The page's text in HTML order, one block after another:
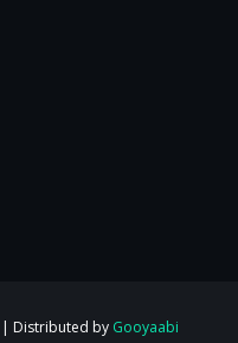
| Distributed by Gooyaabi